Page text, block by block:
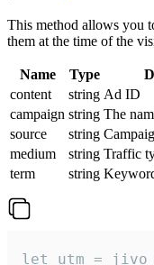
This method allows you
them at the time of the
Name Type
content
string Ad ID
campaign string The
source
string
medium
string Traffic
term
string
let utm =